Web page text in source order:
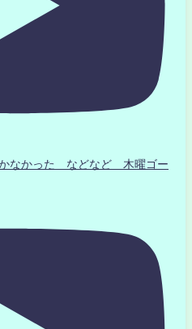
なかった などなど 木曜ゴー